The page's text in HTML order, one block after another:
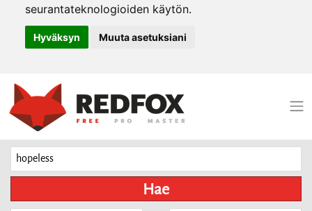
seurantateknologioiden käytön.
Hyväksyn Muuta asetuksiani
Hae